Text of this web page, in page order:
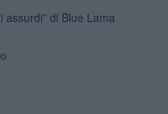
assurdi” di Blue Lama